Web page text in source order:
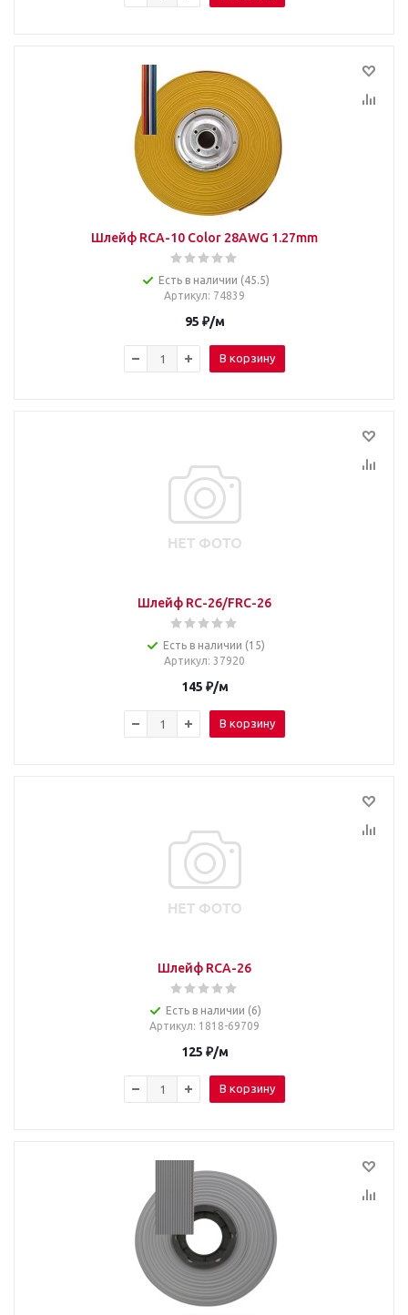
Шлейф RCA-10 Color 28AWG 1.27mm
Есть в наличии (45.5)
Артикул: 74839
95 ₽/м
В корзину
Шлейф RC-26/FRC-26
Есть в наличии (15)
Артикул: 37920
145 ₽/м
В корзину
Шлейф RCA-26
Есть в наличии (6)
Артикул: 1818-69709
125 ₽/м
В корзину